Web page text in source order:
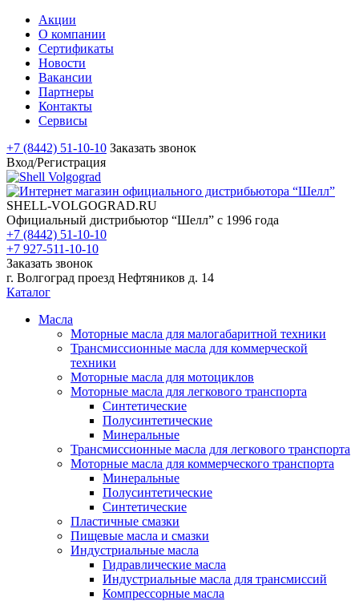
Акции
О компании
Сертификаты
Новости
Вакансии
Партнеры
Контакты
Сервисы
+7 (8442) 51-10-10 Заказать звонок
Вход/Регистрация
SHELL-VOLGOGRAD.RU
Официальный дистрибьютор “Шелл” с 1996 года
+7 (8442) 51-10-10
+7 927-511-10-10
Заказать звонок
г. Волгоград проезд Нефтяников д. 14
Каталог
Масла
Моторные масла для малогабаритной техники
Трансмиссионные масла для коммерческой
техники
Моторные масла для мотоциклов
Моторные масла для легкового транспорта
Синтетические
Полусинтетические
Минеральные
Трансмиссионные масла для легкового транспорта
Моторные масла для коммерческого транспорта
Минеральные
Полусинтетические
Синтетические
Пластичные смазки
Пищевые масла и смазки
Индустриальные масла
Гидравлические масла
Индустриальные масла для трансмиссий
Компрессорные масла